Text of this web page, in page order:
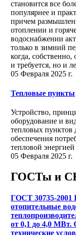
становится все
популярнее и
причем
отоплении и
водоснабжении
только в зимний
когда, собственно,
и требуется, но и
05 Февраля 2025 г.
Тепловые пункты
Устройство,
оборудование и
тепловых пунктов
обеспечения
тепловой энергией
05 Февраля 2025 г.
ГОСТы и
ГОСТ 30735-2001
отопительные
от 0,1 до 4,0 МВт.
технические